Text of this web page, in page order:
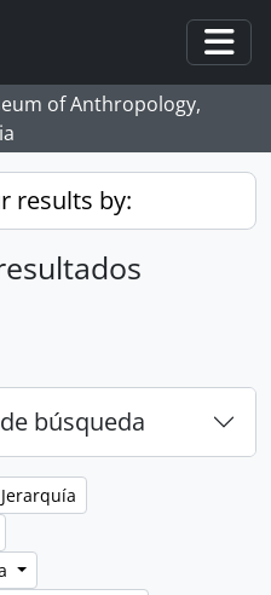
of Anthropology,
results by:
búsqueda
Jerarquía